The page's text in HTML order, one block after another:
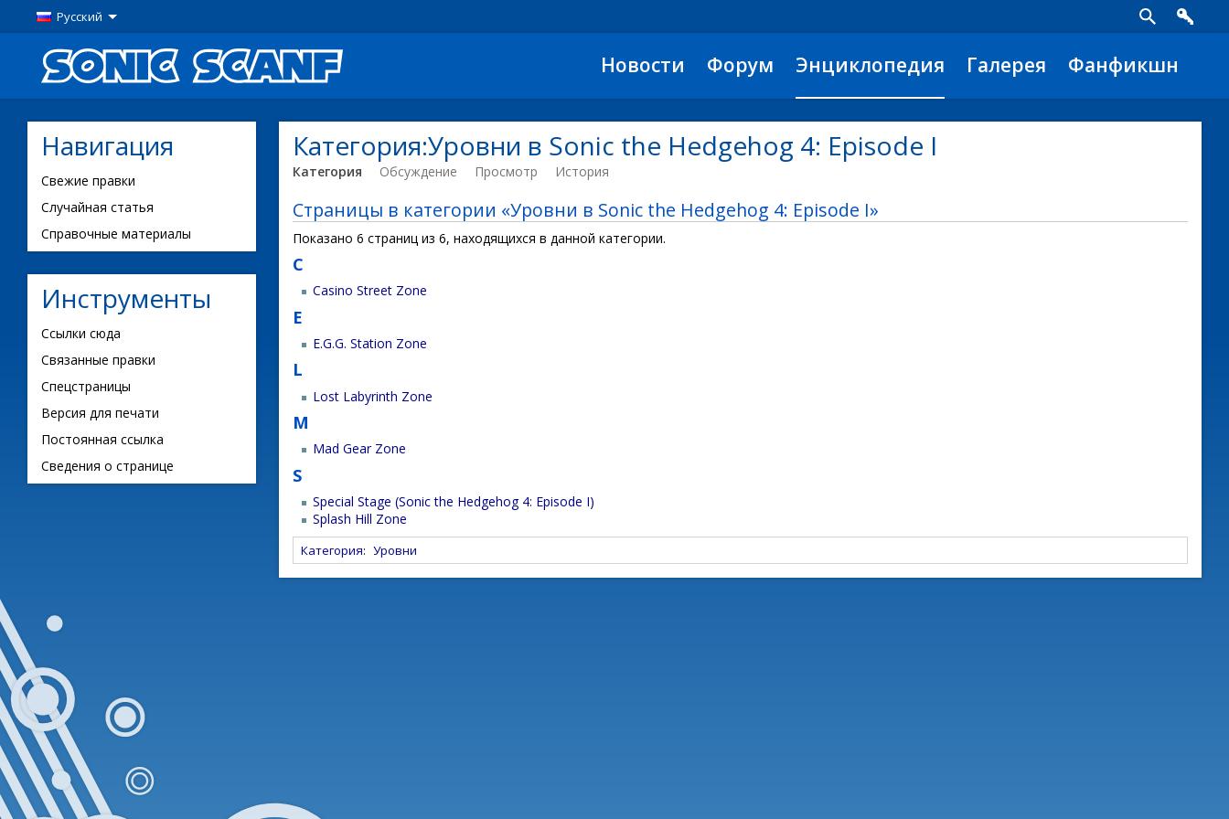
Русский
Новости Форум Энциклопедия Галерея Фанфикшн
Навигация
Свежие правки
Случайная статья
Справочные материалы
Инструменты
Ссылки сюда
Связанные правки
Спецстраницы
Версия для печати
Постоянная ссылка
Сведения о странице
Категория:Уровни в Sonic the Hedgehog 4: Episode I
Категория Обсуждение Просмотр История
Страницы в категории «Уровни в Sonic the Hedgehog 4: Episode I»
Показано 6 страниц из 6, находящихся в данной категории.
C
Casino Street Zone
E
E.G.G. Station Zone
L
Lost Labyrinth Zone
M
Mad Gear Zone
S
Special Stage (Sonic the Hedgehog 4: Episode I)
Splash Hill Zone
Категория: Уровни